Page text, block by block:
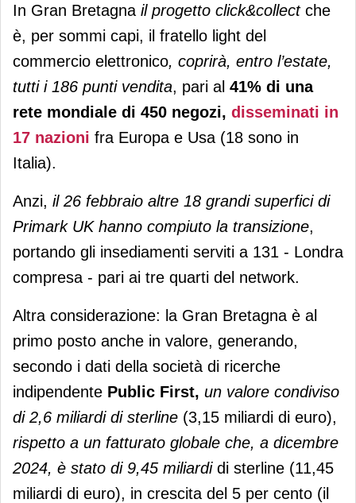
In Gran Bretagna il progetto click&collect che
è, per sommi capi, il fratello light del
commercio elettronico, coprirà, entro l’estate,
tutti i 186 punti vendita, pari al 41% di una
rete mondiale di 450 negozi, disseminati in
17 nazioni fra Europa e Usa (18 sono in
Italia).
Anzi, il 26 febbraio altre 18 grandi superfici di
Primark UK hanno compiuto la transizione,
portando gli insediamenti serviti a 131 - Londra
compresa - pari ai tre quarti del network.
Altra considerazione: la Gran Bretagna è al
primo posto anche in valore, generando,
secondo i dati della società di ricerche
indipendente Public First, un valore condiviso
di 2,6 miliardi di sterline (3,15 miliardi di euro),
rispetto a un fatturato globale che, a dicembre
2024, è stato di 9,45 miliardidi sterline (11,45
miliardi di euro), in crescita del 5 per cento (il